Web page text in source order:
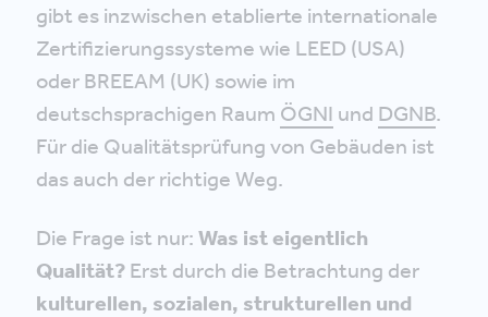
gibt es inzwischen etablierte internationale
Zertifizierungssysteme wie LEED (USA)
oder BREEAM (UK) sowie im
deutschsprachigen Raum ÖGNI und DGNB.
Für die Qualitätsprüfung von Gebäuden ist
das auch der richtige Weg.
Die Frage ist nur: Was ist eigentlich
Qualität? Erst durch die Betrachtung der
kulturellen, sozialen, strukturellen und